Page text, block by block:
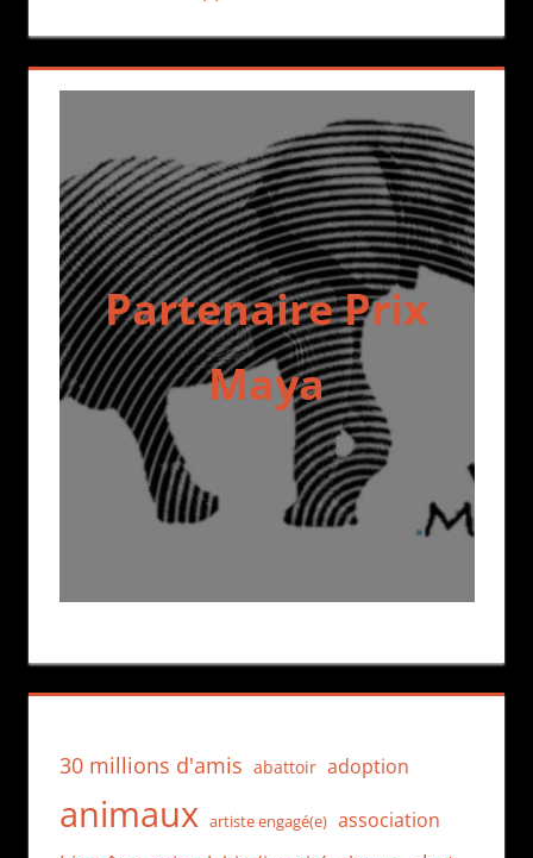
Partenaire Prix
Maya
30 millions d'amis abattoir adoption
animaux artiste engagé(e) association